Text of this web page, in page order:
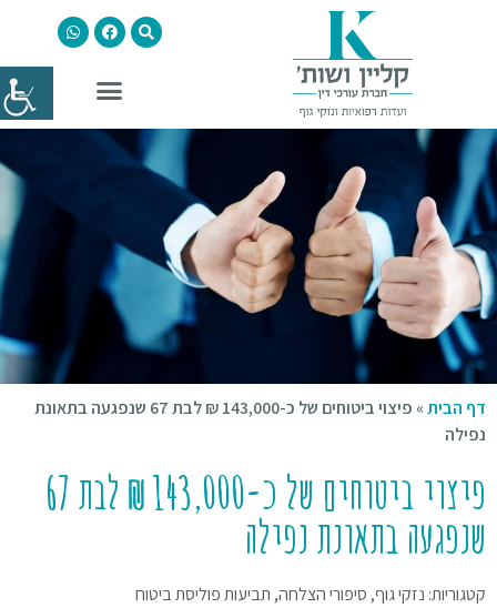
דף הבית»
פיצוי ביטוחים של כ-143,000 ₪ לבת 67 שנפגעה בתאונת
נפילה
פיצוי ביטוחים של כ-143,000 ₪ לבת 67
שנפגעה בתאונת נפילה
קטגוריות: נזקי גוף, סיפורי הצלחה, תביעות פוליסת ביטוח